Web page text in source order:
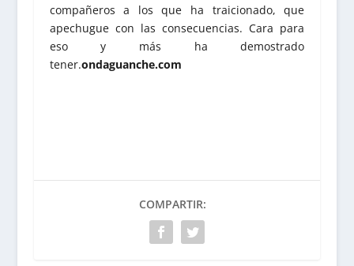
compañeros a los que ha traicionado, que
apechugue con las consecuencias. Cara para
eso y más ha demostrado
tener.ondaguanche.com
COMPARTIR: